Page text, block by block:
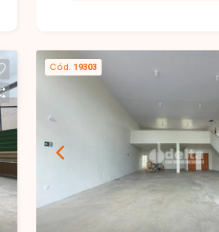
Cód. 19303